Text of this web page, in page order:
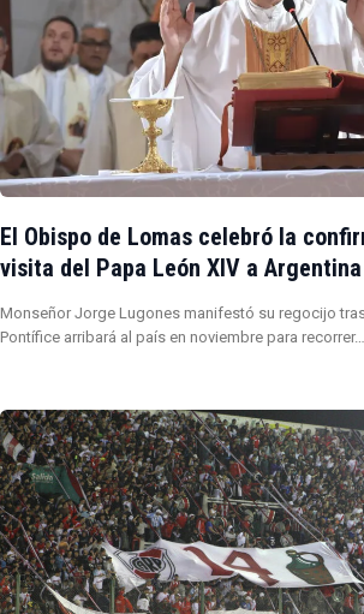
El Obispo de Lomas celebró la
visita del Papa León XIV a Argentina
Monseñor Jorge Lugones manifestó su regocijo
Pontífice arribará al país en noviembre para recorrer…